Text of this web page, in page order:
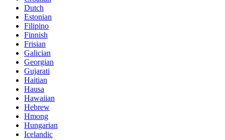
Dutch
Estonian
Filipino
Finnish
Frisian
Galician
Georgian
Gujarati
Haitian
Hausa
Hawaiian
Hebrew
Hmong
Hungarian
Icelandic